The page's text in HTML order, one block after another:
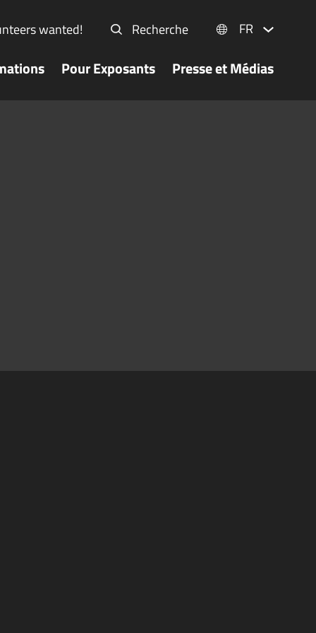
wanted! Recherche FR
Pour Exposants Presse et Médias